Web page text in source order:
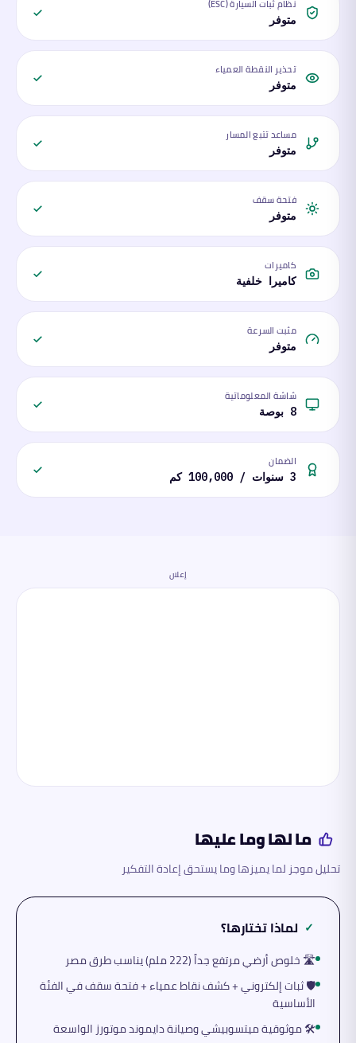
نظام ثبات السيارة (ESC)
متوفر
تحذير النقطة العمياء
متوفر
مساعد تتبع المسار
متوفر
فتحة سقف
متوفر
كاميرات
كاميرا خلفية
مثبت السرعة
متوفر
شاشة المعلوماتية
8 بوصة
الضمان
3 سنوات / 100,000 كم
إعلان
ما لها وما عليها
تحليل موجز لما يميزها وما يستحق إعادة التفكير
✓ لماذا تختارها؟
🛣️ خلوص أرضي مرتفع جداً (222 ملم) يناسب طرق مصر
🛡️ ثبات إلكتروني + كشف نقاط عمياء + فتحة سقف في الفئة
الأساسية
🛠️ موثوقية ميتسوبيشي وصيانة دايموند موتورز الواسعة